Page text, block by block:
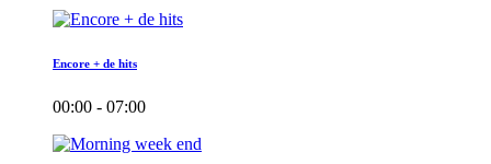
Encore + de hits
00:00 - 07:00